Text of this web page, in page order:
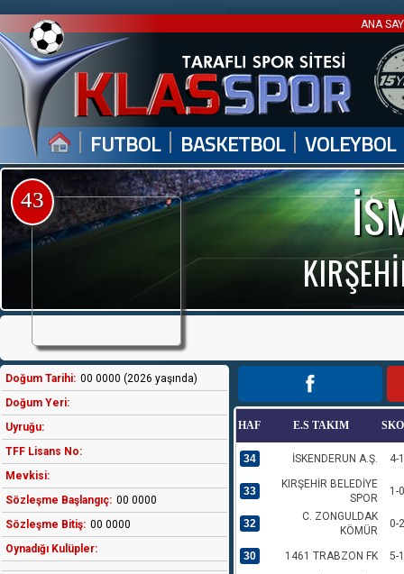
ANA
| FUTBOL | BASKETBOL | VOLEYBOL
43
Doğum Tarihi: 00 0000 (2026 yaşında)
Doğum Yeri:
Uyruğu:
TFF Lisans No:
Mevkisi:
Sözleşme Başlangıç: 00 0000
Sözleşme Bitiş: 00 0000
Oynadığı Kulüpler:
HAF E.S TAKIM
34 İSKENDERUN A.Ş. 4-1
33
KIRŞEHİR BELEDİYE
SPOR
1-0
32
C. ZONGULDAK
KÖMÜR
0-2
30 1461 TRABZON FK 5-1